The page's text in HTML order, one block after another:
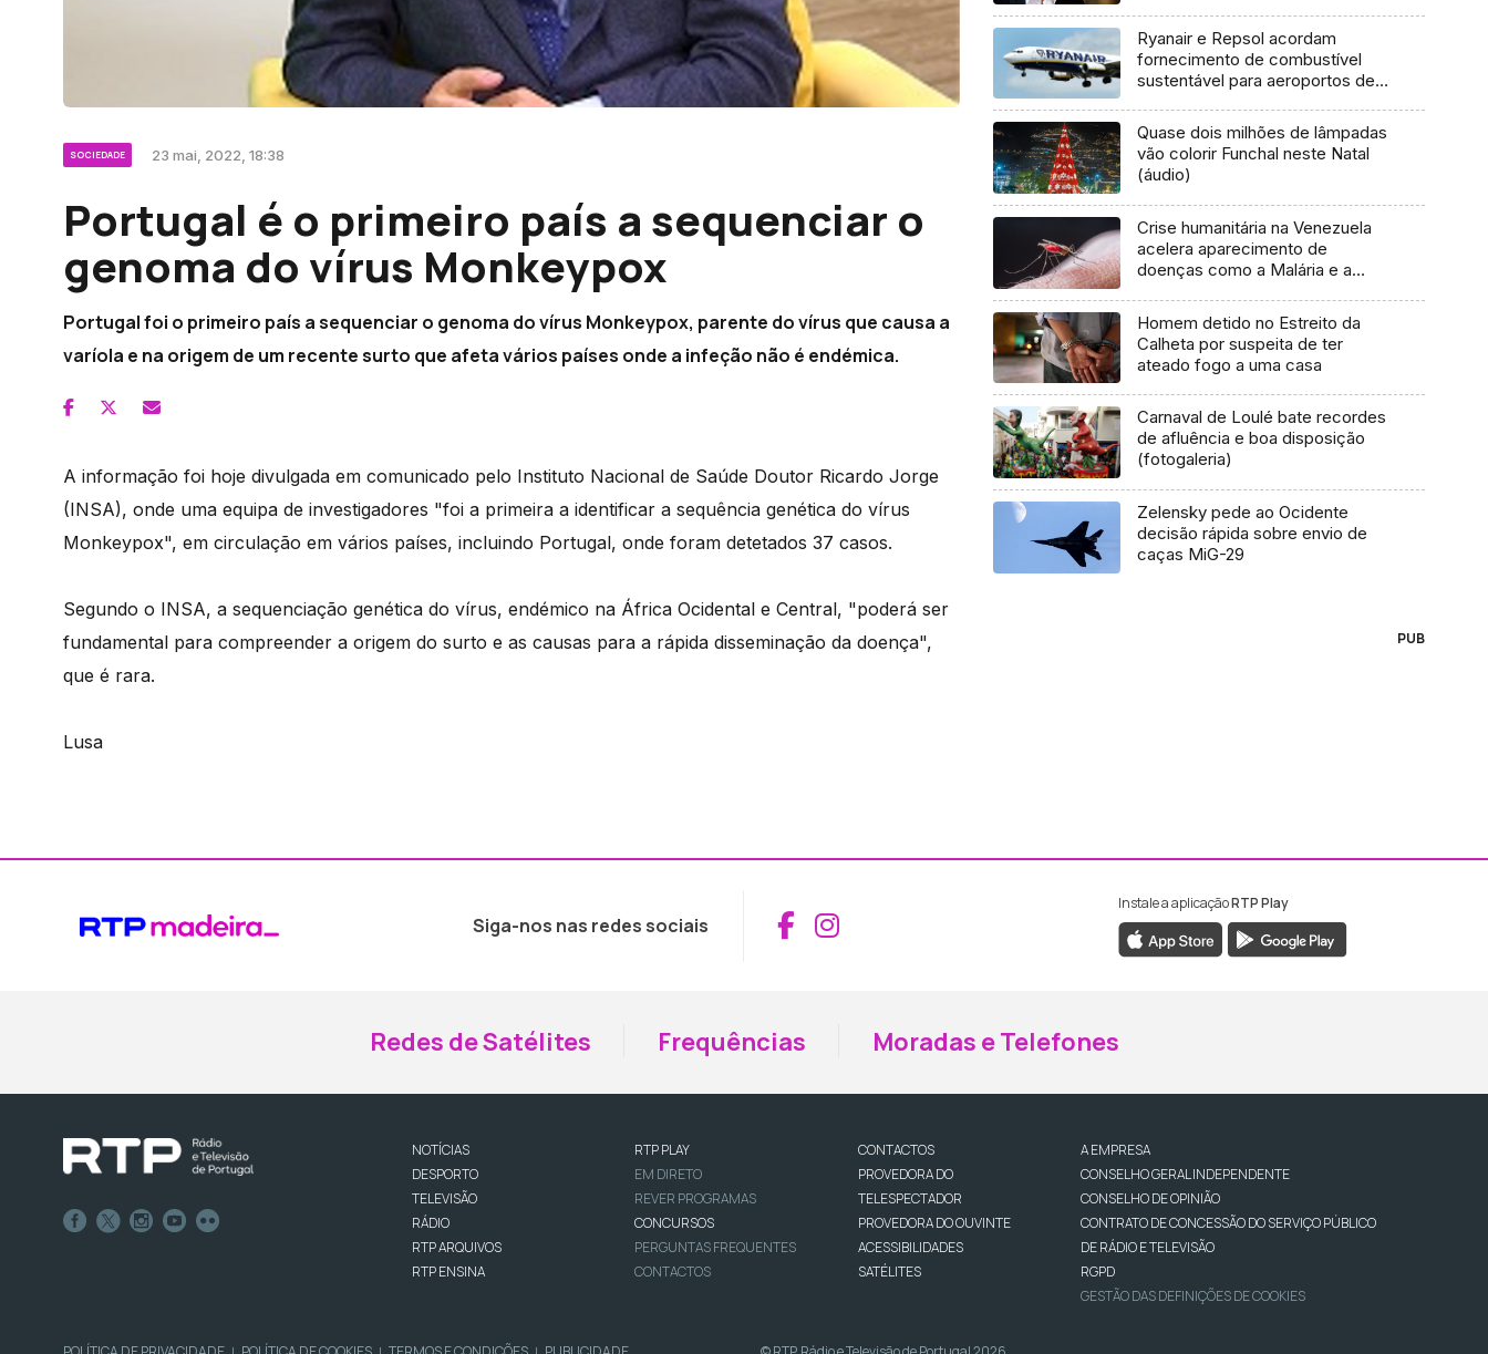
SOCIEDADE 23 mai, 2022, 18:38
Portugal é o primeiro país a sequenciar o
genoma do vírus Monkeypox
Portugal foi o primeiro país a sequenciar o genoma do vírus Monkeypox, parente do vírus que causa a
varíola e na origem de um recente surto que afeta vários países onde a infeção não é endémica.
A informação foi hoje divulgada em comunicado pelo Instituto Nacional de Saúde Doutor Ricardo Jorge
(INSA), onde uma equipa de investigadores "foi a primeira a identificar a sequência genética do vírus
Monkeypox", em circulação em vários países, incluindo Portugal, onde foram detetados 37 casos.
Segundo o INSA, a sequenciação genética do vírus, endémico na África Ocidental e Central, "poderá ser
fundamental para compreender a origem do surto e as causas para a rápida disseminação da doença",
que é rara.
Lusa
Ryanair e Repsol acordam
fornecimento de combustível
sustentável para aeroportos de
Quase dois milhões de lâmpadas
vão colorir Funchal neste Natal
(áudio)
Crise humanitária na Venezuela
acelera aparecimento de
doenças como a Malária e a
Homem detido no Estreito da
Calheta por suspeita de ter
ateado fogo a uma casa
Carnaval de Loulé bate recordes
de afluência e boa disposição
(fotogaleria)
Zelensky pede ao Ocidente
decisão rápida sobre envio de
caças MiG-29
PUB
Siga-nos nas redes sociais Aceder ao Facebook da RTP Madeira
Aceder ao Instagram da RTP Madeira
Instale a aplicaçãoRTP Play
Redes de Satélites Frequências Moradas e Telefones
NOTÍCIAS
DESPORTO
TELEVISÃO
RÁDIO
RTP ARQUIVOS
RTP ENSINA
RTP PLAY
EM DIRETO
REVER PROGRAMAS
CONCURSOS
PERGUNTAS FREQUENTES
CONTACTOS
CONTACTOS
PROVEDORA DO
TELESPECTADOR
PROVEDORA DO OUVINTE
ACESSIBILIDADES
SATÉLITES
A EMPRESA
CONSELHO GERAL INDEPENDENTE
CONSELHO DE OPINIÃO
CONTRATO DE CONCESSÃO DO SERVIÇO PÚBLICO
DE RÁDIO E TELEVISÃO
RGPD
GESTÃO DAS DEFINIÇÕES DE COOKIES